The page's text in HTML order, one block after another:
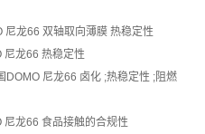
尼龙66 双轴取向薄膜 热稳定性
尼龙66 热稳定性
DOMO 尼龙66 卤化 ;热稳定性 ;阻燃
尼龙66 食品接触的合规性